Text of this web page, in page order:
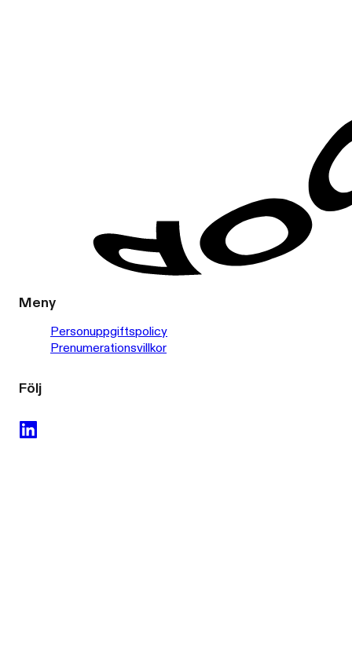
Meny
Personuppgiftspolicy
Prenumerationsvillkor
Följ